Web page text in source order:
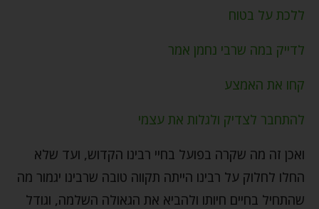
ללכת על בטוח
לדייק במה שרבי נחמן אמר
קחו את האמצע
להתחבר לצדיק ולגלות את עצמי
ואכן זה מה שקרה בפועל בחיי רבינו הקדוש, ועד שלא
החלו לחלוק על רבינו הייתה תקווה טובה שרבינו יגמור מה
שהתחיל בחיים חיותו ולהביא את הגאולה השלמה, וגודל